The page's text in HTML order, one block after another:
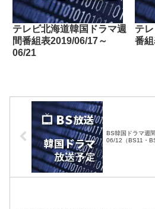
テレビ北海道韓国ドラマ週
間番組表2019/06/17～
06/21
テ
番
BS韓国ドラマ週
06/12（BS11・